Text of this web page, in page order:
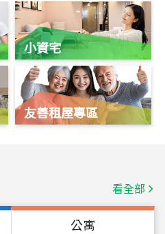
小資宅
友善租屋專區
看全部
公寓